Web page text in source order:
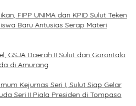
FIPP UNIMA dan KPID Sulut Teken
Baru Antusias Serap Materi
GSJA Daerah II Sulut dan Gorontalo
di Amurang
Kejurnas Seri I, Sulut Siap Gelar
Seri II Piala Presiden di Tompaso